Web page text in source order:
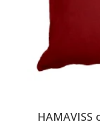
HAMAVISS